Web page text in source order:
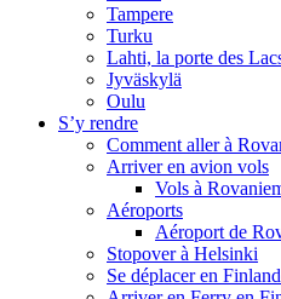
Tampere
Turku
Lahti, la porte des
Jyväskylä
Oulu
S’y rendre
Comment aller à
Arriver en avion vols
Vols à
Aéroports
Aéroport de
Stopover à Helsinki
Se déplacer en